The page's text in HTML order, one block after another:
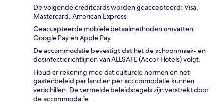
De volgende creditcards worden geaccepteerd: Visa,
Mastercard, American Express
Geaccepteerde mobiele betaalmethoden omvatten:
Google Pay en Apple Pay.
De accommodatie bevestigt dat het de schoonmaak- en
desinfectierichtlijnen van ALLSAFE (Accor Hotels) volgt.
Houd er rekening mee dat culturele normen en het
gastenbeleid per land en per accommodatie kunnen
verschillen. De vermelde beleidsregels zijn verstrekt door
de accommodatie.